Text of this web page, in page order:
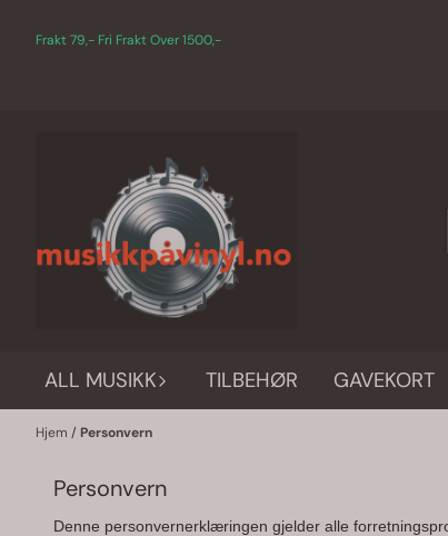
Frakt 79,- Fri Frakt Over 1500,-
ALL MUSIKK TILBEHØR GAVEKORT
Hjem / Personvern
Personvern
Denne personvernerklæringen gjelder alle